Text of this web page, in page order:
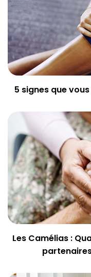
5 signes que
Les Camélias :